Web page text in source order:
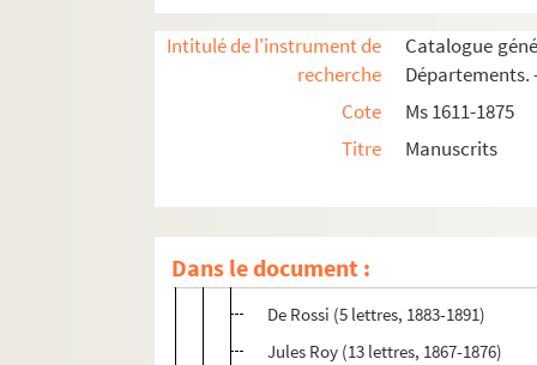
Intitulé de l'instrument de
recherche
Catalogue
Départements.
Cote
Ms 1611-1875
Titre
Manuscrits
Dans le document :
Ms 1869. Tome X. Lettres adressées
Ms 1870. Tome XI. Lettres adressées
Ms 1871. Tome XII. Lettres adressées à
F. Rocquain (3 lettres, 1866)
Louis de Ronchaud (7 lettres, 1866-
Max Rooses (4 lettres, 1883-1885)
De Rossi (5 lettres, 1883-1891)
Jules Roy (13 lettres, 1867-1876)